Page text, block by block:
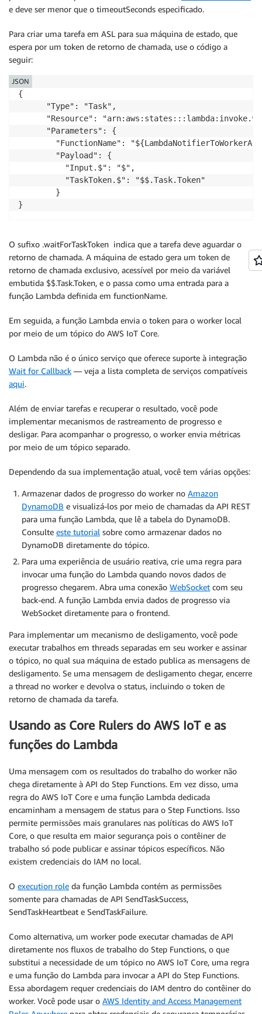
e deve ser menor que o timeoutSeconds especificado.
Para criar uma tarefa em ASL para sua máquina de estado, que
espera por um token de retorno de chamada, use o código a
seguir:
{
      "Type": "Task",
"Resource":
      "Parameters": {
"FunctionName":
        "Payload": {
          "Input.$": "$",
          "TaskToken.$": "$$.Task.Token"
        }
}
JSON
O sufixo .waitForTaskToken indica que a tarefa deve aguardar o
retorno de chamada. A máquina de estado gera um token de
retorno de chamada exclusivo, acessível por meio da variável
embutida $$.Task.Token, e o passa como uma entrada para a
função Lambda definida em functionName.
Em seguida, a função Lambda envia o token para o worker local
por meio de um tópico do AWS IoT Core.
O Lambda não é o único serviço que oferece suporte à integração
Wait for Callback — veja a lista completa de serviços compatíveis
aqui.
Além de enviar tarefas e recuperar o resultado, você pode
implementar mecanismos de rastreamento de progresso e
desligar. Para acompanhar o progresso, o worker envia métricas
por meio de um tópico separado.
Dependendo da sua implementação atual, você tem várias opções:
Armazenar dados de progresso do worker no Amazon
DynamoDB e visualizá-los por meio de chamadas da API REST
para uma função Lambda, que lê a tabela do DynamoDB.
Consulte este tutorial sobre como armazenar dados no
DynamoDB diretamente do tópico.
Para uma experiência de usuário reativa, crie uma regra para
invocar uma função do Lambda quando novos dados de
progresso chegarem. Abra uma conexão WebSocket com seu
back-end. A função Lambda envia dados de progresso via
WebSocket diretamente para o frontend.
Para implementar um mecanismo de desligamento, você pode
executar trabalhos em threads separadas em seu worker e assinar
o tópico, no qual sua máquina de estado publica as mensagens de
desligamento. Se uma mensagem de desligamento chegar, encerre
a thread no worker e devolva o status, incluindo o token de
retorno de chamada da tarefa.
Usando as Core Rulers do AWS IoT e as
funções do Lambda
Uma mensagem com os resultados do trabalho do worker não
chega diretamente à API do Step Functions. Em vez disso, uma
regra do AWS IoT Core e uma função Lambda dedicada
encaminham a mensagem de status para o Step Functions. Isso
permite permissões mais granulares nas políticas do AWS IoT
Core, o que resulta em maior segurança pois o contêiner de
trabalho só pode publicar e assinar tópicos específicos. Não
existem credenciais do IAM no local.
O execution role da função Lambda contém as permissões
somente para chamadas de API SendTaskSuccess,
SendTaskHeartbeat e SendTaskFailure.
Como alternativa, um worker pode executar chamadas de API
diretamente nos fluxos de trabalho do Step Functions, o que
substitui a necessidade de um tópico no AWS IoT Core, uma regra
e uma função do Lambda para invocar a API do Step Functions.
Essa abordagem requer credenciais do IAM dentro do contêiner do
worker. Você pode usar o AWS Identity and Access Management